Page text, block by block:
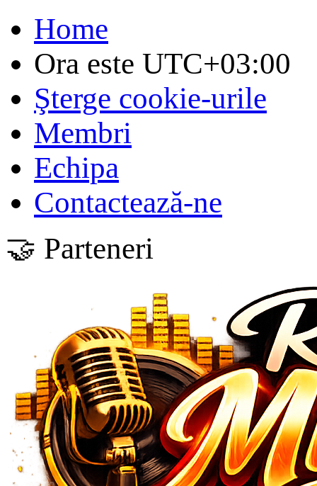
Home
Ora este UTC+03:00
Şterge cookie-urile
Membri
Echipa
Contactează-ne
🤝 Parteneri